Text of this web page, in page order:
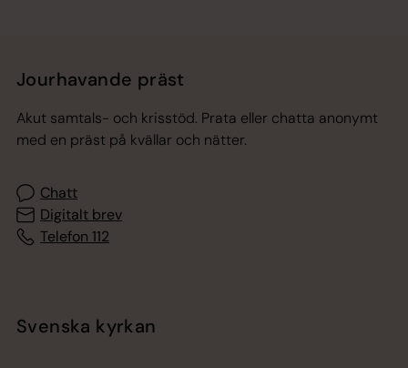
Jourhavande präst
Akut samtals- och krisstöd. Prata eller chatta anonymt
med en präst på kvällar och nätter.
Chatt
Digitalt brev
Telefon 112
Svenska kyrkan